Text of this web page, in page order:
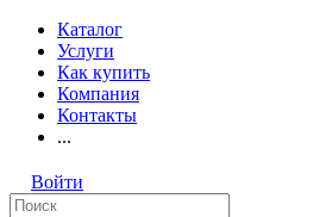
Каталог
Услуги
Как купить
Компания
Контакты
...
Войти